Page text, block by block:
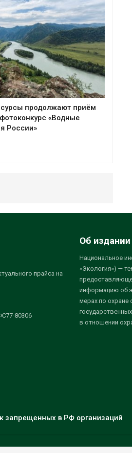
продолжают приём
«Водные
России»
прайса на
80306
Об издании
Национальное
«Экология») —
информацию об
мерах по
в отношении
запрещенных в РФ организаций